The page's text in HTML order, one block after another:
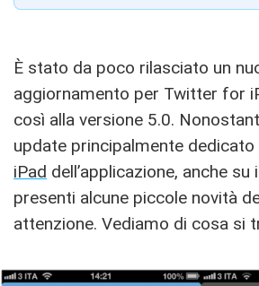
È stato da poco rilasciato un
aggiornamento per Twitter for
così alla versione 5.0.
update principalmente dedicato
iPad dell’applicazione, anche su
presenti alcune piccole novità
attenzione. Vediamo di cosa si